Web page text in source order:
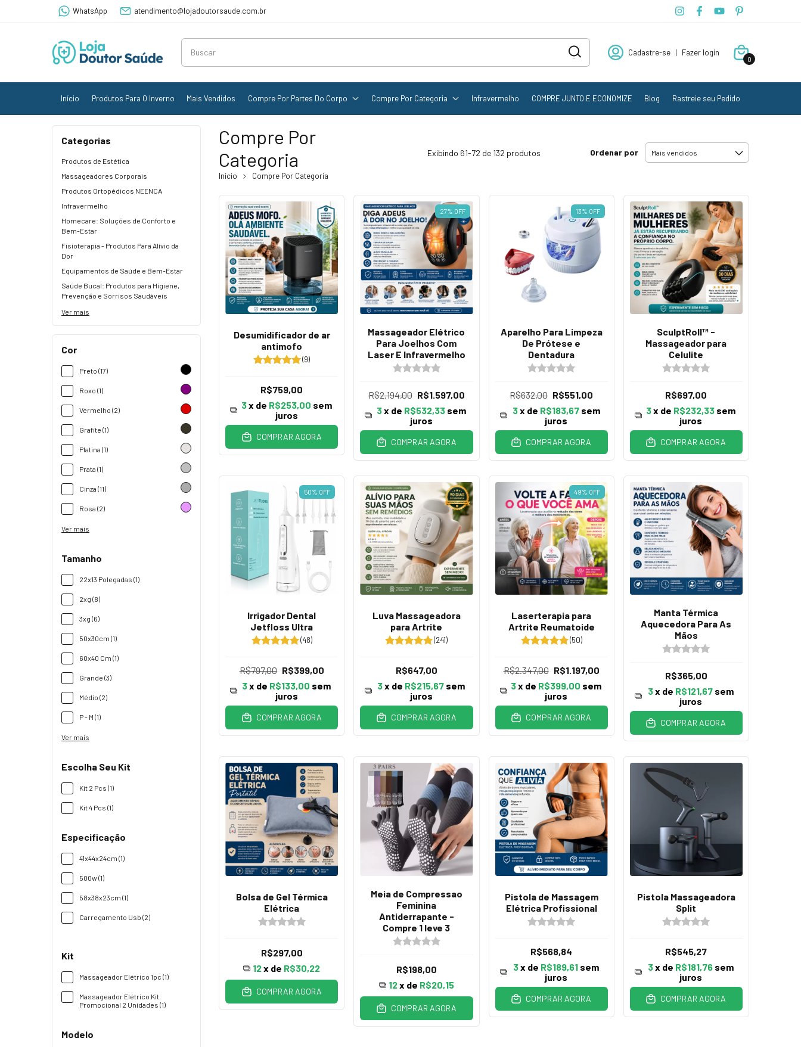
WhatsApp atendimento@lojadoutorsaude.com.br
Cadastre-se | Fazer login
0
Início Produtos Para O Inverno Mais Vendidos Compre Por Partes Do Corpo Compre Por Categoria Infravermelho COMPRE JUNTO E ECONOMIZE Blog Rastreie seu Pedido
Categorias
Produtos de Estética
Massageadores Corporais
Produtos Ortopédicos NEENCA
Infravermelho
Homecare: Soluções de Conforto e
Bem-Estar
Fisioterapia - Produtos Para Alívio da
Dor
Equipamentos de Saúde e Bem-Estar
Saúde Bucal: Produtos para Higiene,
Prevenção e Sorrisos Saudáveis
Ver mais
Cor
Preto (17)
Roxo (1)
Vermelho (2)
Grafite (1)
Platina (1)
Prata (1)
Cinza (11)
Rosa (2)
Ver mais
Tamanho
22x13 Polegadas (1)
2xg (8)
3xg (6)
50x30cm (1)
60x40 Cm (1)
Grande (3)
Médio (2)
P - M (1)
Ver mais
Escolha Seu Kit
Kit 2 Pcs (1)
Kit 4 Pcs (1)
Especificação
41x44x24cm (1)
500w (1)
58x38x23cm (1)
Carregamento Usb (2)
Kit
Massageador Elétrico 1pc (1)
Massageador Elétrico Kit
Promocional 2 Unidades (1)
Modelo
Compre Por
Categoria
Início Compre Por Categoria
Exibindo 61-72 de 132 produtos Ordenar por
Desumidificador de ar
antimofo
(9)
R$759,00
3x de R$253,00 sem
juros
COMPRAR AGORA
27% OFF
Massageador Elétrico
Para Joelhos Com
Laser E Infravermelho
R$2.194,00 R$1.597,00
3x de R$532,33 sem
juros
COMPRAR AGORA
13% OFF
Aparelho Para Limpeza
De Prótese e
Dentadura
R$632,00 R$551,00
3x de R$183,67 sem
juros
COMPRAR AGORA
SculptRoll™ -
Massageador para
Celulite
R$697,00
3x de R$232,33 sem
juros
COMPRAR AGORA
50% OFF
Irrigador Dental
Jetfloss Ultra
(48)
R$797,00 R$399,00
3x de R$133,00 sem
juros
COMPRAR AGORA
Luva Massageadora
para Artrite
(241)
R$647,00
3x de R$215,67 sem
juros
COMPRAR AGORA
49% OFF
Laserterapia para
Artrite Reumatoide
(50)
R$2.347,00 R$1.197,00
3x de R$399,00 sem
juros
COMPRAR AGORA
Manta Térmica
Aquecedora Para As
Mãos
R$365,00
3x de R$121,67 sem
juros
COMPRAR AGORA
Bolsa de Gel Térmica
Elétrica
R$297,00
12x de R$30,22
COMPRAR AGORA
Meia de Compressao
Feminina
Antiderrapante -
Compre 1 leve 3
R$198,00
12x de R$20,15
COMPRAR AGORA
Pistola de Massagem
Elétrica Profissional
R$568,84
3x de R$189,61 sem
juros
COMPRAR AGORA
Pistola Massageadora
Split
R$545,27
3x de R$181,76 sem
juros
COMPRAR AGORA